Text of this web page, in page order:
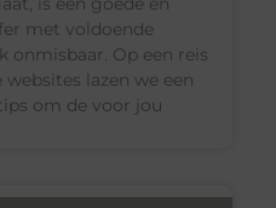
met voldoende
Op een reis
lazen we een
om de voor jou